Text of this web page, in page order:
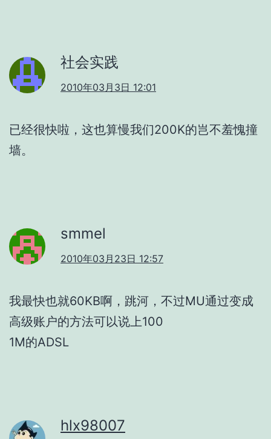
社会实践
2010年03月3日 12:01
已经很快啦，这也算慢我们200K的岂不羞愧撞
墙。
smmel
2010年03月23日 12:57
我最快也就60KB啊，跳河，不过MU通过变成
高级账户的方法可以说上100
1M的ADSL
hlx98007